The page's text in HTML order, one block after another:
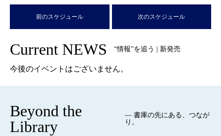
前のスケジュール 次のスケジュール
Current NEWS “情報”を追う | 新発売
今後のイベントはございません。
Beyond the
Library
— 書庫の先にある、つなが
り。